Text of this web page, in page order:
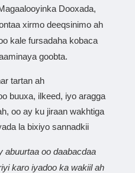
Dooxada,
xirmo deeqsinimo ah
kale fursadaha kobaca
goobta.
tartan ah
buuxa, ilkeed, iyo aragga
oo ay ku jiraan wakhtiga
la bixiyo sannadkii
abuurtaa oo daabacdaa
karo iyadoo ka wakiil ah